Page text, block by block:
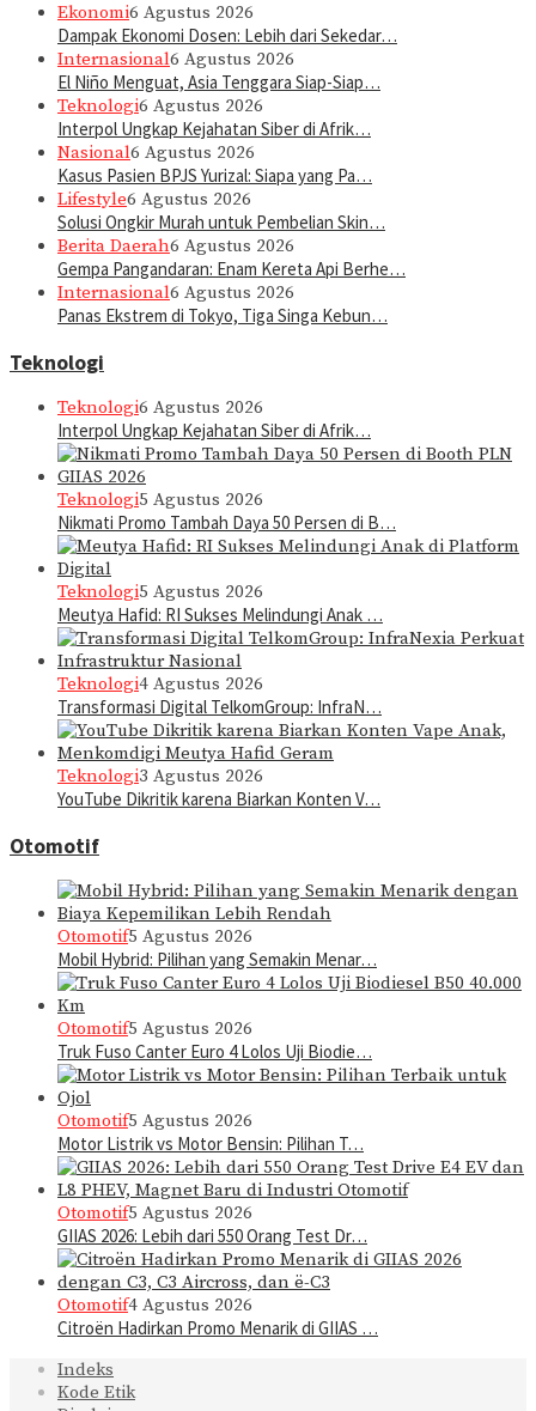
Ekonomi6 Agustus 2026
Dampak Ekonomi Dosen: Lebih dari Sekedar…
Internasional6 Agustus 2026
El Niño Menguat, Asia Tenggara Siap-Siap…
Teknologi6 Agustus 2026
Interpol Ungkap Kejahatan Siber di Afrik…
Nasional6 Agustus 2026
Kasus Pasien BPJS Yurizal: Siapa yang Pa…
Lifestyle6 Agustus 2026
Solusi Ongkir Murah untuk Pembelian Skin…
Berita Daerah6 Agustus 2026
Gempa Pangandaran: Enam Kereta Api Berhe…
Internasional6 Agustus 2026
Panas Ekstrem di Tokyo, Tiga Singa Kebun…
Teknologi
Teknologi6 Agustus 2026
Interpol Ungkap Kejahatan Siber di Afrik…
Teknologi5 Agustus 2026
Nikmati Promo Tambah Daya 50 Persen di B…
Teknologi5 Agustus 2026
Meutya Hafid: RI Sukses Melindungi Anak …
Teknologi4 Agustus 2026
Transformasi Digital TelkomGroup: InfraN…
Teknologi3 Agustus 2026
YouTube Dikritik karena Biarkan Konten V…
Otomotif
Otomotif5 Agustus 2026
Mobil Hybrid: Pilihan yang Semakin Menar…
Otomotif5 Agustus 2026
Truk Fuso Canter Euro 4 Lolos Uji Biodie…
Otomotif5 Agustus 2026
Motor Listrik vs Motor Bensin: Pilihan T…
Otomotif5 Agustus 2026
GIIAS 2026: Lebih dari 550 Orang Test Dr…
Otomotif4 Agustus 2026
Citroën Hadirkan Promo Menarik di GIIAS …
Indeks
Kode Etik